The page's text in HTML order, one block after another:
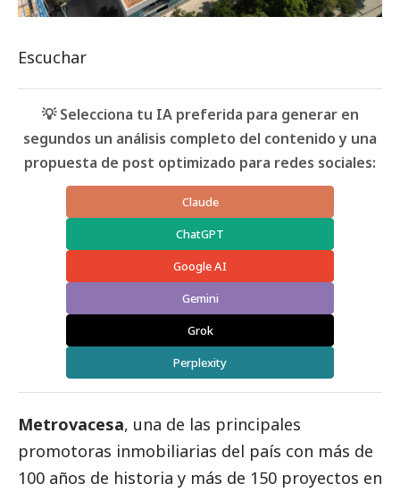
Escuchar
💡 Selecciona tu IA preferida para generar en
segundos un análisis completo del contenido y una
propuesta de post optimizado para redes sociales:
Claude
ChatGPT
Google AI
Gemini
Grok
Perplexity
Metrovacesa, una de las principales
promotoras inmobiliarias del país con más de
100 años de historia y más de 150 proyectos en